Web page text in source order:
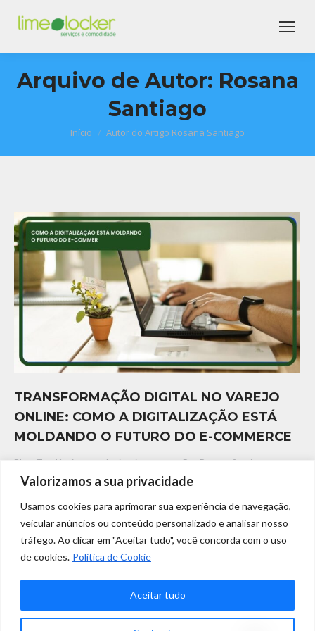
Valorizamos a sua privacidade
Usamos cookies para aprimorar sua experiência de navegação,
veicular anúncios ou conteúdo personalizado e analisar nosso
tráfego. Ao clicar em "Aceitar tudo", você concorda com o uso
de cookies. Politica de Cookie
Aceitar tudo
Arquivo de Autor: Rosana
Santiago
Você está aqui:
Início Autor do Artigo Rosana Santiago
TRANSFORMAÇÃO DIGITAL NO VAREJO
ONLINE: COMO A DIGITALIZAÇÃO ESTÁ
MOLDANDO O FUTURO DO E-COMMERCE
Blog,Tendência, tecnologia e inovaçāo PorRosana Santiago
agosto 7, 2024
TRANSFORMAÇÃO DIGITAL NO VAREJO ONLINE: COMO A
DIGITALIZAÇÃO ESTÁ MOLDANDO O FUTURO DO E-
COMMERCE A organização no ambiente corporativo é essencial
para garantir a produtividade e a eficiência dos colaboradores.